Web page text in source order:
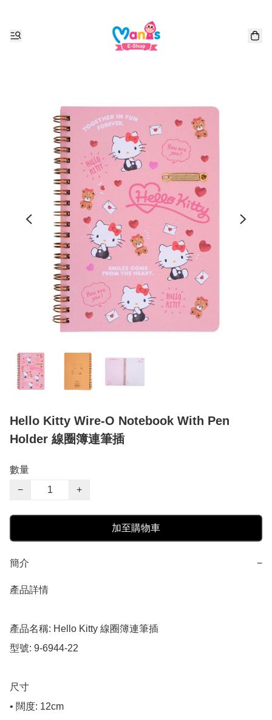
Hello Kitty Wire-O Notebook With Pen
Holder 線圈簿連筆插
數量
−
+
加至購物車
簡介 −
產品詳情
產品名稱: Hello Kitty 線圈簿連筆插
型號: 9-6944-22
尺寸
• 闊度: 12cm